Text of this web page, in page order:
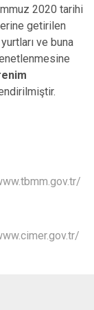
2020 tarihi
getirilen
ve buna